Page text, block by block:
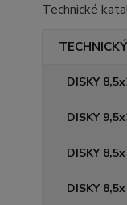
Technické
DISKY
DISKY
DISKY
DISKY